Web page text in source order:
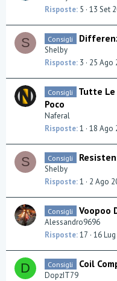
Risposte 5 13 Set
S Consigli
Shelby
Risposte 3 25 Ago
Consigli
Tutte Le
Poco
Naferal
Risposte 1 18 Ago
S Consigli
Shelby
Risposte 1 2 Ago
Consigli Voopoo
Alessandro9696
Risposte 17 16
D Consigli Coil
DopzIT79